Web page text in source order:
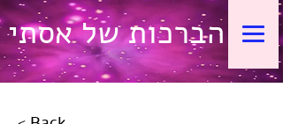
הברכות של אסתי